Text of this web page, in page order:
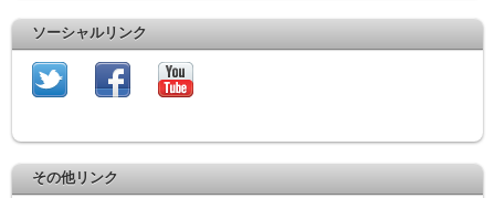
ソーシャルリンク
その他リンク